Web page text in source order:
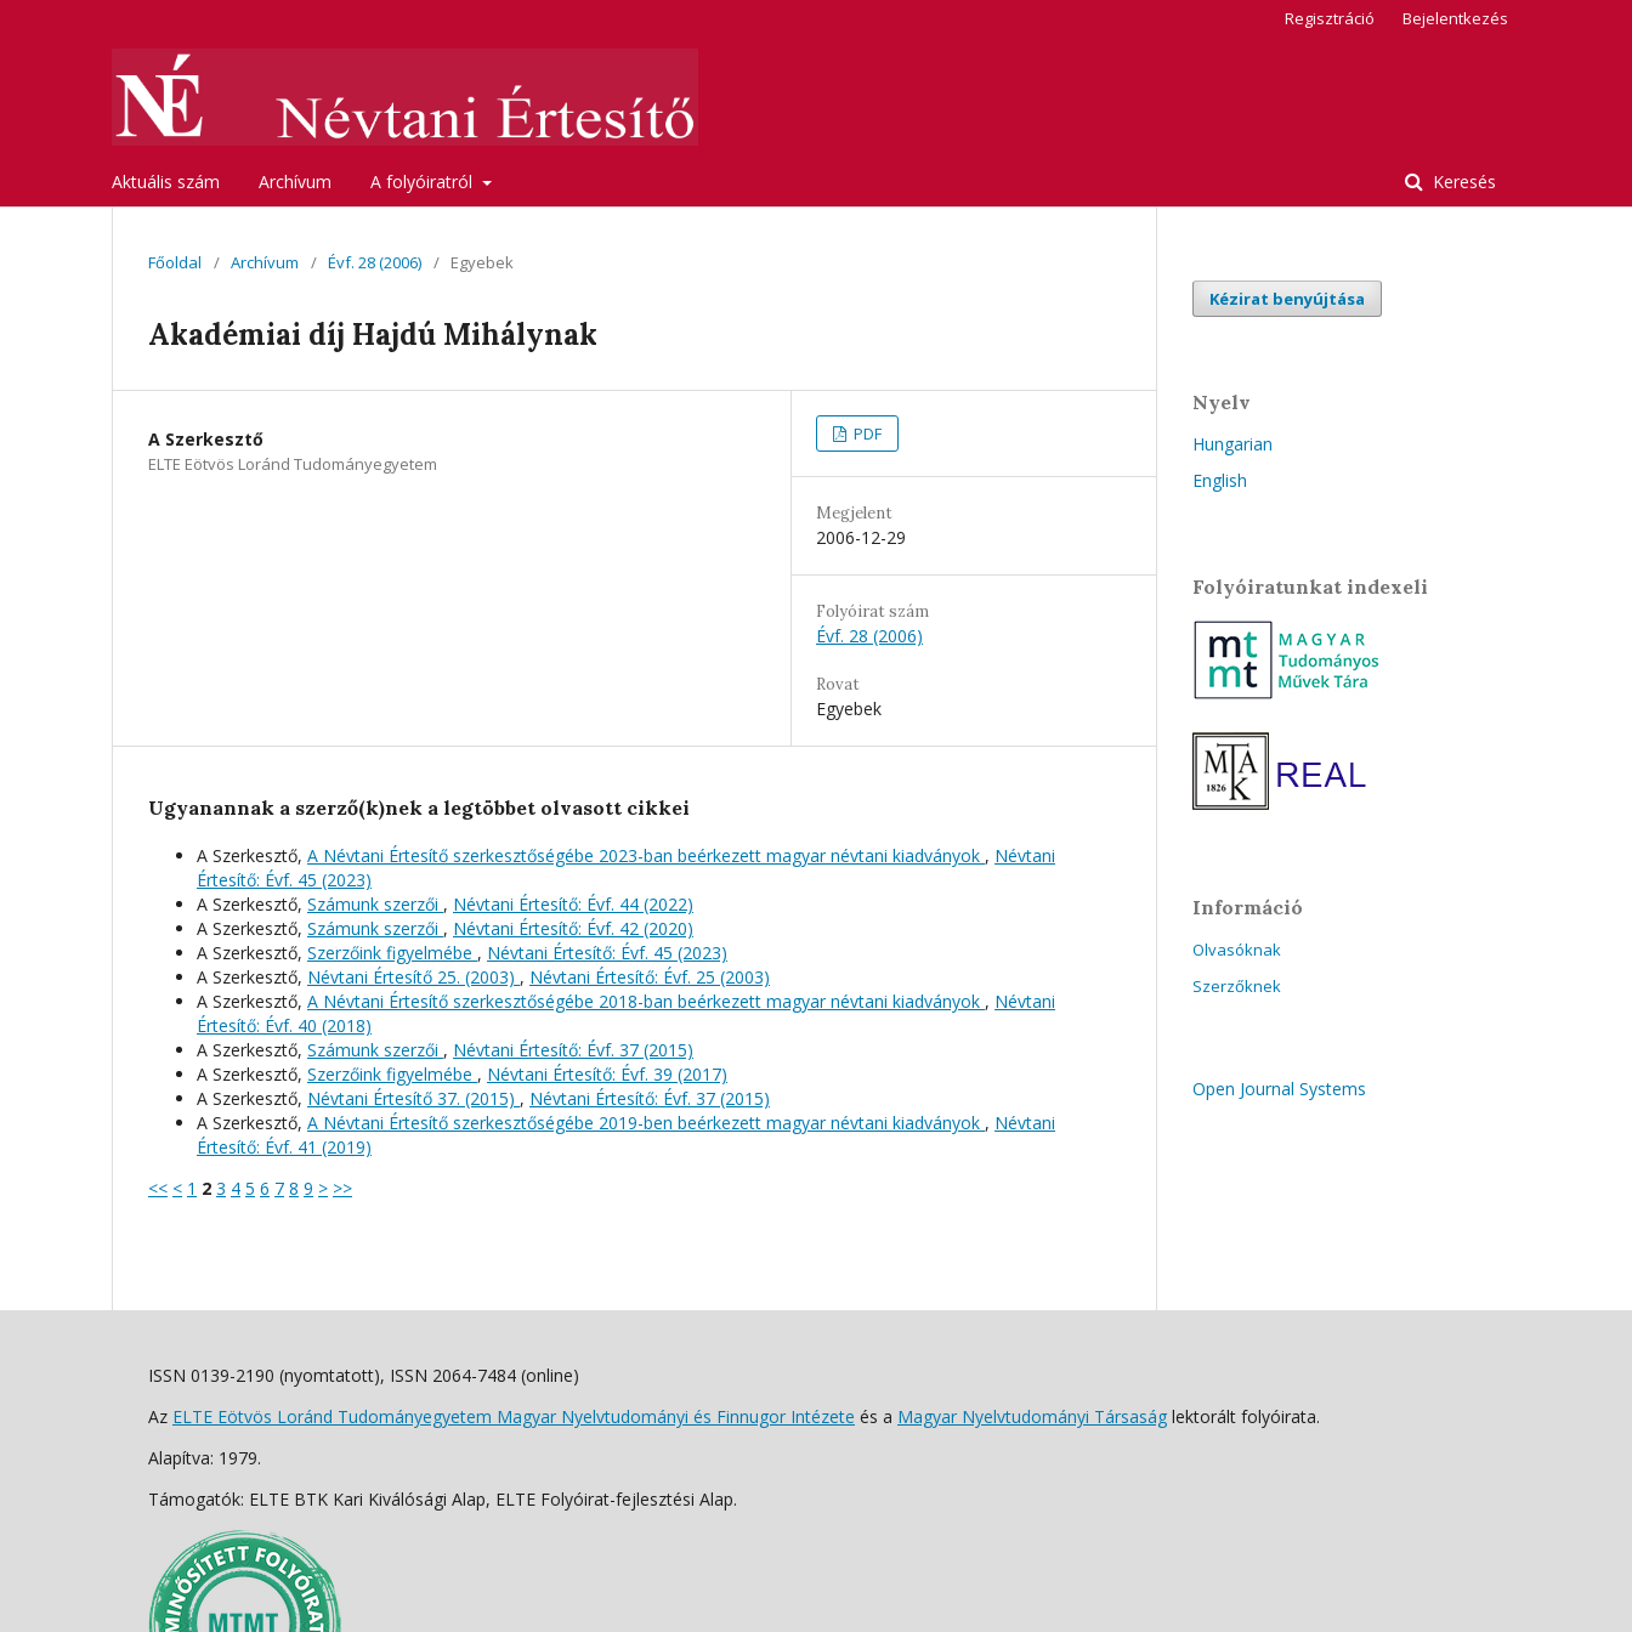
Aktuális szám Archívum A folyóiratról Keresés
Regisztráció Bejelentkezés
Főoldal / Archívum / Évf. 28 (2006) / Egyebek
Akadémiai díj Hajdú Mihálynak
A Szerkesztő
ELTE Eötvös Loránd Tudományegyetem
PDF
Megjelent
2006-12-29
Folyóirat szám
Évf. 28 (2006)
Rovat
Egyebek
Ugyanannak a szerző(k)nek a legtöbbet olvasott cikkei
A Szerkesztő, A Névtani Értesítő szerkesztőségébe 2023-ban beérkezett magyar névtani kiadványok , Névtani
Értesítő: Évf. 45 (2023)
A Szerkesztő, Számunk szerzői , Névtani Értesítő: Évf. 44 (2022)
A Szerkesztő, Számunk szerzői , Névtani Értesítő: Évf. 42 (2020)
A Szerkesztő, Szerzőink figyelmébe , Névtani Értesítő: Évf. 45 (2023)
A Szerkesztő, Névtani Értesítő 25. (2003) , Névtani Értesítő: Évf. 25 (2003)
A Szerkesztő, A Névtani Értesítő szerkesztőségébe 2018-ban beérkezett magyar névtani kiadványok , Névtani
Értesítő: Évf. 40 (2018)
A Szerkesztő, Számunk szerzői , Névtani Értesítő: Évf. 37 (2015)
A Szerkesztő, Szerzőink figyelmébe , Névtani Értesítő: Évf. 39 (2017)
A Szerkesztő, Névtani Értesítő 37. (2015) , Névtani Értesítő: Évf. 37 (2015)
A Szerkesztő, A Névtani Értesítő szerkesztőségébe 2019-ben beérkezett magyar névtani kiadványok , Névtani
Értesítő: Évf. 41 (2019)
<< < 1 2 3 4 5 6 7 8 9 > >>
Kézirat benyújtása
Nyelv
Hungarian
English
Folyóiratunkat indexeli
Információ
Olvasóknak
Szerzőknek
Open Journal Systems
ISSN 0139-2190 (nyomtatott), ISSN 2064-7484 (online)
Az ELTE Eötvös Loránd Tudományegyetem Magyar Nyelvtudományi és Finnugor Intézete és a Magyar Nyelvtudományi Társaság lektorált folyóirata.
Alapítva: 1979.
Támogatók: ELTE BTK Kari Kiválósági Alap, ELTE Folyóirat-fejlesztési Alap.